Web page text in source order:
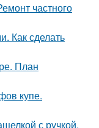
частного
Как сделать
План
купе.
с ручкой.